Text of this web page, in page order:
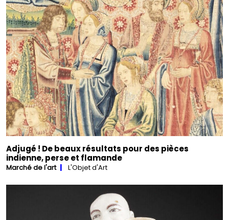
Adjugé ! De beaux résultats pour des pièces
indienne, perse et flamande
Marché de l'art L'Objet d'Art